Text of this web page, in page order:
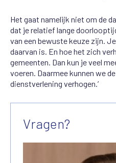
Het gaat namelijk niet om de
dat je relatief lange
van een bewuste keuze zijn.
daarvan is. En hoe het zich
gemeenten. Dan kun je veel
voeren. Daarmee kunnen we
dienstverlening verhogen.’
Vragen?